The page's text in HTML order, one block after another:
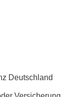
Deutschland